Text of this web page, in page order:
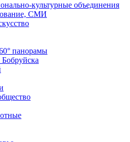
культурные объединения
СМИ
панорамы